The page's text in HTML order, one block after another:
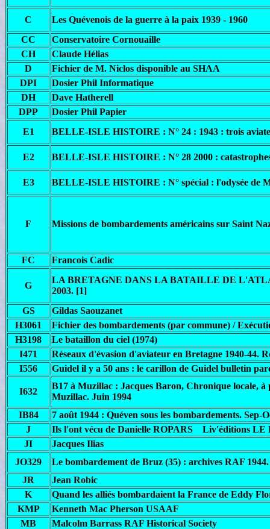
C
Les Quévenois de la guerre à la paix 1939 - 1960
CC
Conservatoire Cornouaille
CH
Claude Hélias
D
Fichier de M. Niclos disponible au SHAA
DPI
Dosier Phil Informatique
DH
Dave Hatherell
DPP
Dosier Phil Papier
E1
BELLE-ISLE HISTOIRE : N° 24 : 1943 : trois
E2 BELLE-ISLE HISTOIRE : N° 28 2000 :
E3 BELLE-ISLE HISTOIRE : N° spécial : l'odysée de
F Missions de bombardements américains sur Saint
FC Francois Cadic
G
LA BRETAGNE DANS LA BATAILLE DE
2003. [1]
GS
Gildas Saouzanet
H3061
Fichier des bombardements (par commune) /
H3198
Le bataillon du ciel (1974)
I471
Réseaux d'évasion d'aviateur en Bretagne 1940-44.
I556
Guidel il y a 50 ans : le carillon de Guidel bulletin
I632
B17 à Muzillac : Jacques Baron, Chronique locale,
Muzillac. Juin 1994
IB84
7 août 1944 : Quéven sous les bombardements. Sep-
J
Ils l'ont vécu de Danielle ROPARS Liv'éditions
JI
Jacques Ilias
JO329
Le bombardement de Bruz (35) : archives RAF
JR
Jean Robic
K
Quand les alliés bombardaient la France de Eddy
KMP
Kenneth Mac Pherson USAAF
MB
Malcolm Barrass RAF Historical Society